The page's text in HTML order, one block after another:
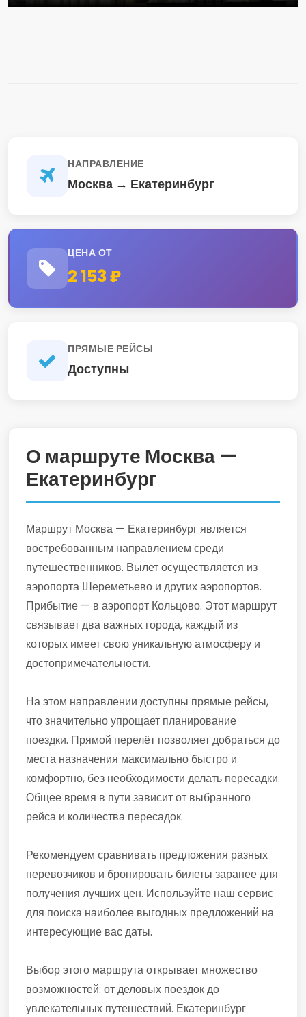
НАПРАВЛЕНИЕ
Москва → Екатеринбург
ЦЕНА ОТ
2 153 ₽
ПРЯМЫЕ РЕЙСЫ
Доступны
О маршруте Москва —
Екатеринбург
Маршрут Москва — Екатеринбург является
востребованным направлением среди
путешественников. Вылет осуществляется из
аэропорта Шереметьево и других аэропортов.
Прибытие — в аэропорт Кольцово. Этот маршрут
связывает два важных города, каждый из
которых имеет свою уникальную атмосферу и
достопримечательности.
На этом направлении доступны прямые рейсы,
что значительно упрощает планирование
поездки. Прямой перелёт позволяет добраться до
места назначения максимально быстро и
комфортно, без необходимости делать пересадки.
Общее время в пути зависит от выбранного
рейса и количества пересадок.
Рекомендуем сравнивать предложения разных
перевозчиков и бронировать билеты заранее для
получения лучших цен. Используйте наш сервис
для поиска наиболее выгодных предложений на
интересующие вас даты.
Выбор этого маршрута открывает множество
возможностей: от деловых поездок до
увлекательных путешествий. Екатеринбург